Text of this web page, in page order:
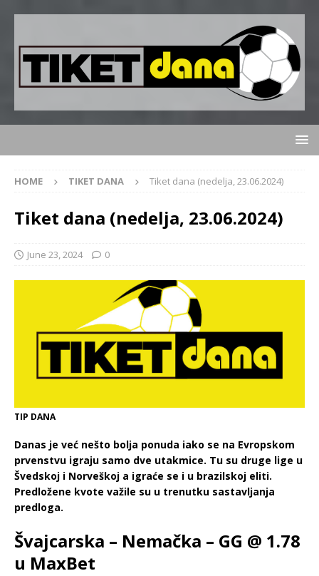
HOME TIKET DANA Tiket dana (nedelja, 23.06.2024)
Tiket dana (nedelja, 23.06.2024)
June 23, 2024 0
TIP DANA
Danas je već nešto bolja ponuda iako se na Evropskom
prvenstvu igraju samo dve utakmice. Tu su druge lige u
Švedskoj i Norveškoj a igraće se i u brazilskoj eliti.
Predložene kvote važile su u trenutku sastavljanja
predloga.
Švajcarska – Nemačka – GG @ 1.78
u MaxBet